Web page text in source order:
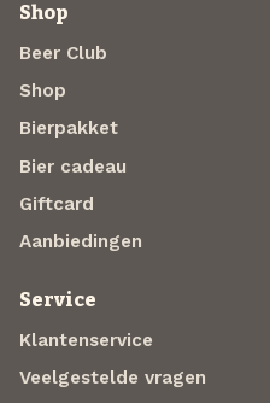
Shop
Beer Club
Shop
Bierpakket
Bier cadeau
Giftcard
Aanbiedingen
Service
Klantenservice
Veelgestelde vragen